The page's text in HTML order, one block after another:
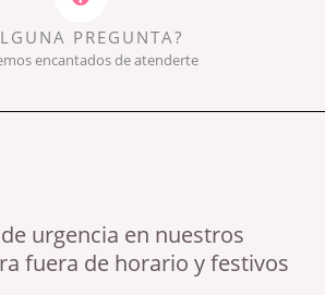
PREGUNTA?
encantados de atenderte
urgencia en nuestros
fuera de horario y festivos